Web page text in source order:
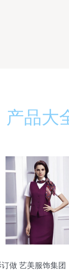
产品大
做 艺美服饰集团